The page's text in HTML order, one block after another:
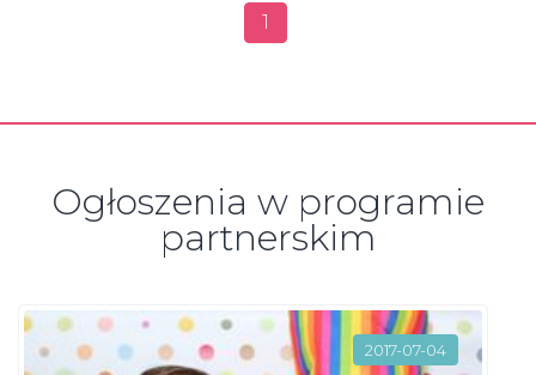
1
Ogłoszenia w programie
partnerskim
2017-07-04